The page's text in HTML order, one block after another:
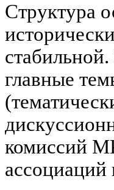
Структура
главные
комиссий